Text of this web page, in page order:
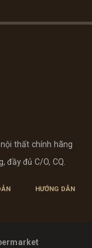
thất chính hãng
đủ C/O, CQ.
HƯỚNG DẪN